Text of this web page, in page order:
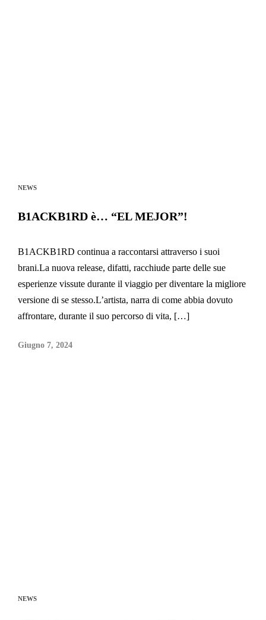
NEWS
B1ACKB1RD è… “EL MEJOR”!
B1ACKB1RD continua a raccontarsi attraverso i suoi
brani.La nuova release, difatti, racchiude parte delle sue
esperienze vissute durante il viaggio per diventare la migliore
versione di se stesso.L’artista, narra di come abbia dovuto
affrontare, durante il suo percorso di vita, […]
Giugno 7, 2024
NEWS